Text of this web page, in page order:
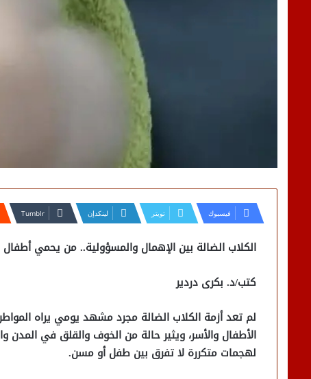
فيسبوك تويتر لينكدإن
الكلاب الضالة بين الإهمال والمسؤولية.. من يحمي أطفال
كتب/د. بكرى دردير
لم تعد أزمة الكلاب الضالة مجرد مشهد يومي يراه
الأطفال والأسر، ويثير حالة من الخوف والقلق في
لهجمات متكررة لا تفرق بين طفل أو مسن.